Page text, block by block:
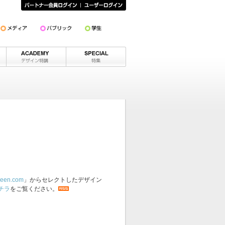
」からセレクトしたデザイン
ラ をご覧ください。